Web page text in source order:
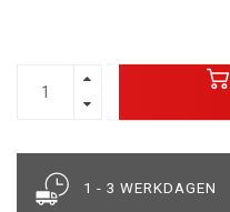
1 - 3 WERKDAGEN